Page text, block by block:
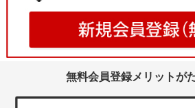
無料会員登録メリットが